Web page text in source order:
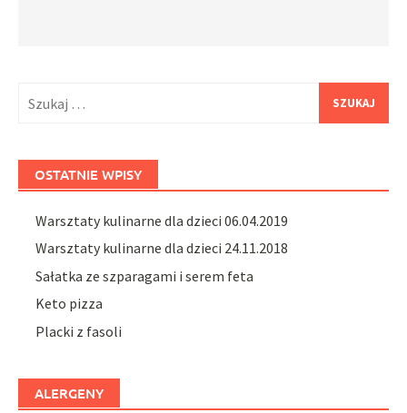
OSTATNIE WPISY
Warsztaty kulinarne dla dzieci 06.04.2019
Warsztaty kulinarne dla dzieci 24.11.2018
Sałatka ze szparagami i serem feta
Keto pizza
Placki z fasoli
ALERGENY